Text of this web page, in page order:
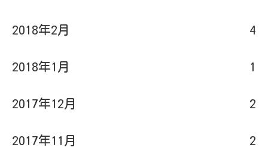
2018年2月 4
2018年1月 1
2017年12月 2
2017年11月 2